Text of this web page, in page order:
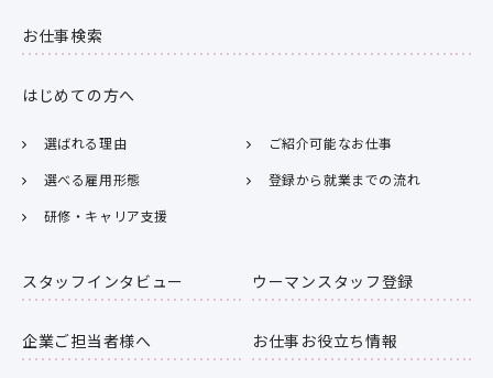
お仕事検索
はじめての方へ
選ばれる理由
ご紹介可能なお仕事
選べる雇用形態
登録から就業までの流れ
研修・キャリア支援
スタッフインタビュー
企業ご担当者様へ
ウーマンスタッフ登録
お仕事お役立ち情報